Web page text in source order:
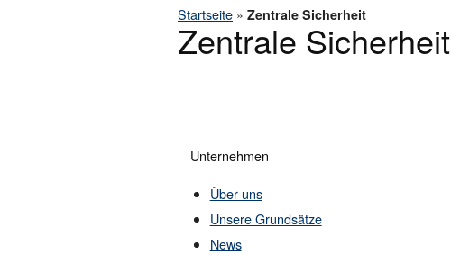
Startseite » Zentrale Sicherheit
Zentrale Sicherheit
Unternehmen
Über uns
Unsere Grundsätze
News